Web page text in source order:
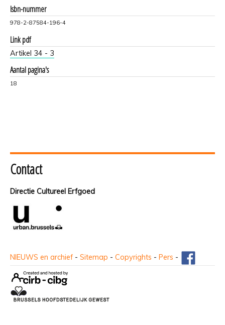
Isbn-nummer
978-2-87584-196-4
Link pdf
Artikel 34 - 3
Aantal pagina's
18
Contact
Directie Cultureel Erfgoed
NIEUWS en archief - Sitemap - Copyrights - Pers -